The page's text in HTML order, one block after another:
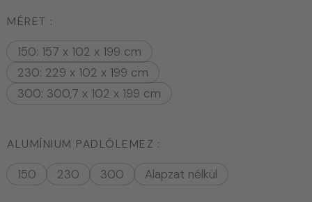
MÉRET
150: 157 x 102 x 199 cm
230: 229 x 102 x 199 cm
300: 300,7 x 102 x 199 cm
ALUMÍNIUM PADLÓLEMEZ
150 230 300 Alapzat nélkül